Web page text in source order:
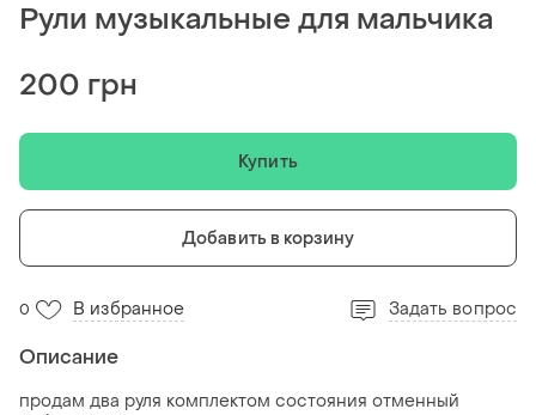
Рули музыкальные для мальчика
200 грн
Купить
Добавить в корзину
0 В избранное Задать вопрос
Описание
продам два руля комплектом состояния отменный